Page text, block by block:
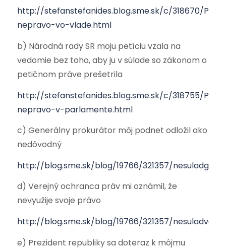
http://stefanstefanides.blog.sme.sk/c/318670/
nepravo-vo-vlade.html
b) Národná rady SR moju petíciu vzala na
vedomie bez toho, aby ju v súlade so zákonom o
petičnom práve prešetrila
http://stefanstefanides.blog.sme.sk/c/318755/
nepravo-v-parlamente.html
c) Generálny prokurátor môj podnet odložil ako
nedôvodný
http://blog.sme.sk/blog/19766/321357/
d) Verejný ochranca práv mi oznámil, že
nevyužije svoje právo
http://blog.sme.sk/blog/19766/321357/
e) Prezident republiky sa doteraz k môjmu